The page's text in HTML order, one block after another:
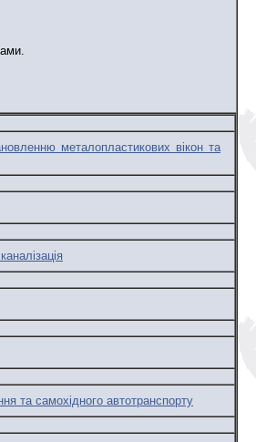
металопластикових вікон та
та самохідного автотранспорту